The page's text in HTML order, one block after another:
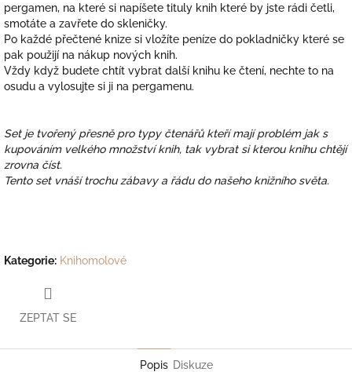
pergamen, na které si napíšete tituly knih které by jste rádi četli,
smotáte a zavřete do skleničky.
Po každé přečtené knize si vložíte peníze do pokladničky které se
pak použijí na nákup nových knih.
Vždy když budete chtít vybrat další knihu ke čtení, nechte to na
osudu a vylosujte si ji na pergamenu.
Set je tvořený přesně pro typy čtenářů kteří mají problém jak s
kupováním velkého množství knih, tak vybrat si kterou knihu chtějí
zrovna číst.
Tento set vnáší trochu zábavy a řádu do našeho knižního světa.
Kategorie: Knihomolové
ZEPTAT SE
Popis Diskuze